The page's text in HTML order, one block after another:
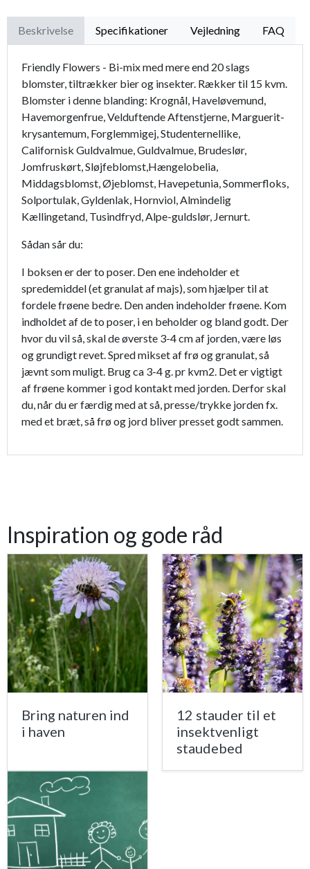
Beskrivelse Specifikationer Vejledning FAQ
Friendly Flowers - Bi-mix med mere end 20 slags
blomster, tiltrækker bier og insekter. Rækker til 15 kvm.
Blomster i denne blanding: Krognål, Haveløvemund,
Havemorgenfrue, Velduftende Aftenstjerne, Marguerit-
krysantemum, Forglemmigej, Studenternellike,
Californisk Guldvalmue, Guldvalmue, Brudeslør,
Jomfruskørt, Sløjfeblomst,Hængelobelia,
Middagsblomst, Øjeblomst, Havepetunia, Sommerfloks,
Solportulak, Gyldenlak, Hornviol, Almindelig
Kællingetand, Tusindfryd, Alpe-guldslør, Jernurt.
Sådan sår du:
I boksen er der to poser. Den ene indeholder et
spredemiddel (et granulat af majs), som hjælper til at
fordele frøene bedre. Den anden indeholder frøene. Kom
indholdet af de to poser, i en beholder og bland godt. Der
hvor du vil så, skal de øverste 3-4 cm af jorden, være løs
og grundigt revet. Spred mikset af frø og granulat, så
jævnt som muligt. Brug ca 3-4 g. pr kvm2. Det er vigtigt
af frøene kommer i god kontakt med jorden. Derfor skal
du, når du er færdig med at så, presse/trykke jorden fx.
med et bræt, så frø og jord bliver presset godt sammen.
Inspiration og gode råd
Bring naturen ind
i haven
12 stauder til et
insektvenligt
staudebed